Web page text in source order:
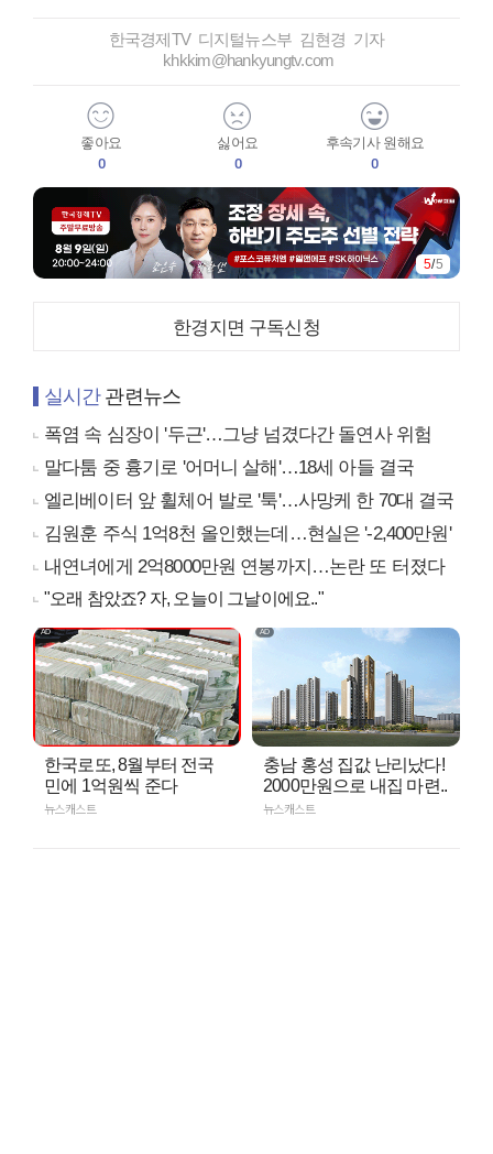
한국경제TV 디지털뉴스부 김현경 기자
khkkim@hankyungtv.com
좋아요
0
싫어요
0
후속기사 원해요
0
5/5
한경지면 구독신청
실시간관련뉴스
폭염 속 심장이 '두근'…그냥 넘겼다간 돌연사 위험
말다툼 중 흉기로 '어머니 살해'…18세 아들 결국
엘리베이터 앞 휠체어 발로 '툭'…사망케 한 70대 결국
김원훈 주식 1억8천 올인했는데…현실은 '-2,400만원'
내연녀에게 2억8000만원 연봉까지…논란 또 터졌다
"오래 참았죠? 자, 오늘이 그날이에요.."
한국로또, 8월부터 전국
민에 1억원씩 준다
뉴스캐스트
충남 홍성 집값 난리났다!
2000만원으로 내집 마련..
뉴스캐스트